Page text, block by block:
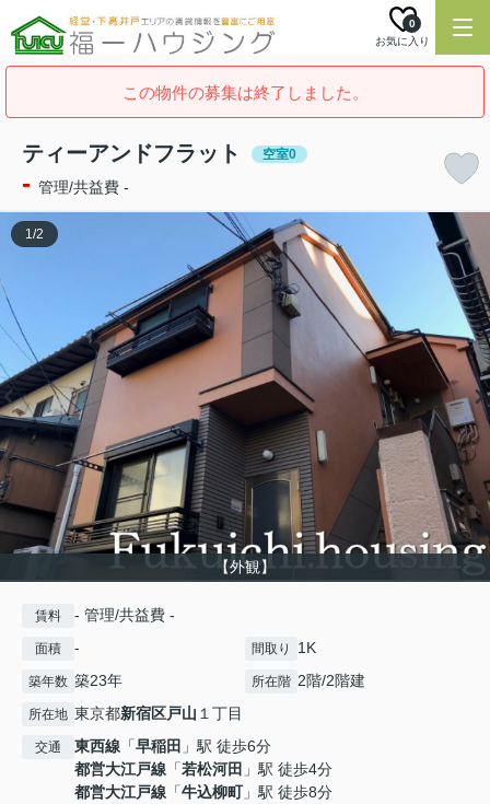
お気に入り
0
この物件の募集は終了しました。
ティーアンドフラット 空室0
- 管理/共益費 -
【外観】
1/2
賃料 - 管理/共益費 -
面積 - 間取り 1K
築年数 築23年 所在階 2階/2階建
所在地 東京都新宿区戸山 １丁目
交通 東西線 「早稲田 」駅 徒歩6分
都営大江戸線 「若松河田 」駅 徒歩4分
都営大江戸線 「牛込柳町」駅 徒歩8分